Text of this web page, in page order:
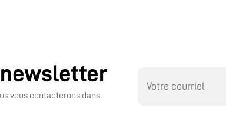
vous contacterons dans